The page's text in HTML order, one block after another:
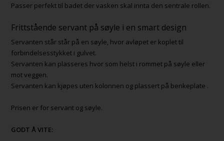
Passer perfekt til badet der vasken skal innta den sentrale rollen.
Frittstående servant på søyle i en smart design
Servanten står står på en søyle, hvor avløpet er koplet til
forbindelsesstykket i gulvet.
Servanten kan plasseres hvor som helst i rommet på søyle eller
mot veggen.
Servanten kan kjøpes uten kolonnen og plassert på benkeplate .
Prisen er for servant og søyle.
GODT Å VITE: